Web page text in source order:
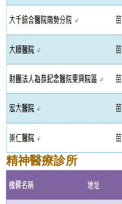
精神醫療診所